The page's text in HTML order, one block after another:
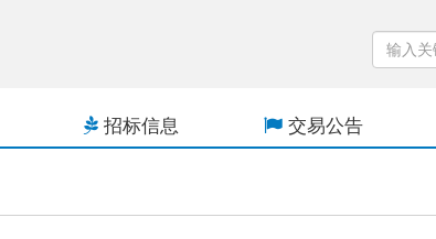
招标信息 交易公告